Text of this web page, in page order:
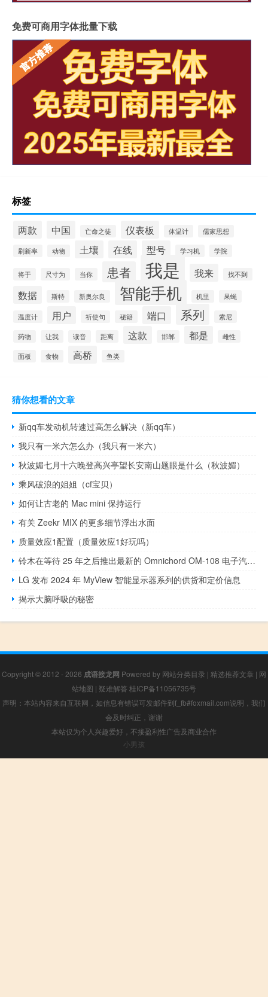
免费可商用字体批量下载
标签
两款 中国 亡命之徒 仪表板 体温计 儒家思想
刷新率 动物 土壤 在线 型号 学习机 学院
将于 尺寸为 当你 患者 我是 我来 找不到
数据 斯特 新奥尔良 智能手机 机里 果蝇
温度计 用户 祈使句 秘籍 端口 系列 索尼
药物 让我 读音 距离 这款 邯郸 都是 雌性
面板 食物 高桥 鱼类
猜你想看的文章
新qq车发动机转速过高怎么解决（新qq车）
我只有一米六怎么办（我只有一米六）
秋波媚七月十六晚登高兴亭望长安南山题眼是什么（秋波媚）
乘风破浪的姐姐（cf宝贝）
如何让古老的 Mac mini 保持运行
有关 Zeekr MIX 的更多细节浮出水面
质量效应1配置（质量效应1好玩吗）
铃木在等待 25 年之后推出最新的 Omnichord OM-108 电子汽车竖琴
LG 发布 2024 年 MyView 智能显示器系列的​​供货和定价信息
揭示大脑呼吸的秘密
Copyright © 2012 - 2026 成语接龙网 Powered by 网站分类目录 | 精选推荐文章 | 网
站地图 | 疑难解答 桂ICP备11056735号
声明：本站内容来自互联网，如信息有错误可发邮件到f_fb#foxmail.com说明，我们
会及时纠正，谢谢
本站仅为个人兴趣爱好，不接盈利性广告及商业合作
小男孩